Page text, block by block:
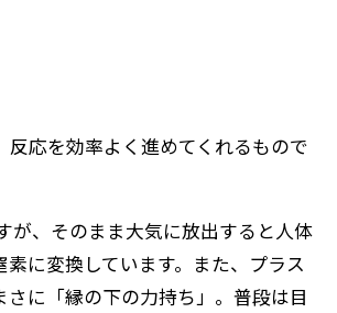
応を効率よく進めてくれるもので
が、そのまま大気に放出すると人体
に変換しています。また、プラス
に「縁の下の力持ち」。普段は目